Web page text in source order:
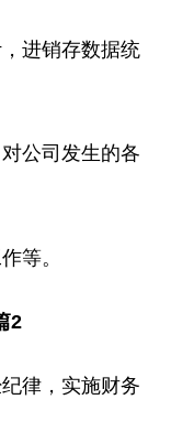
进销存数据统
公司发生的各
等。
2
律，实施财务